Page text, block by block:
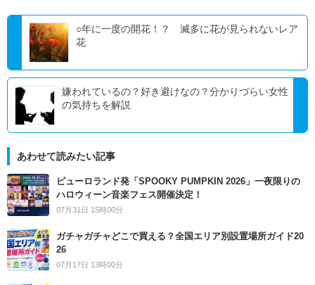
○年に一度の開花！？ 滅多に花が見られないレア
花
嫌われているの？好き避けなの？分かりづらい女性
の気持ちを解説
あわせて読みたい記事
ピューロランド発「SPOOKY PUMPKIN 2026」一夜限りの
ハロウィーン音楽フェス開催決定！
07月31日 15時00分
ガチャガチャどこで買える？全国エリア別設置場所ガイド20
26
07月17日 13時00分